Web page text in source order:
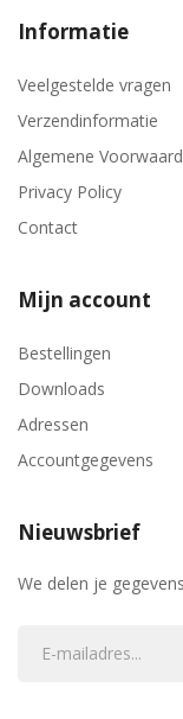
Informatie
Veelgestelde vragen
Verzendinformatie
Algemene
Privacy Policy
Contact
Mijn account
Bestellingen
Downloads
Adressen
Accountgegevens
Nieuwsbrief
We delen je